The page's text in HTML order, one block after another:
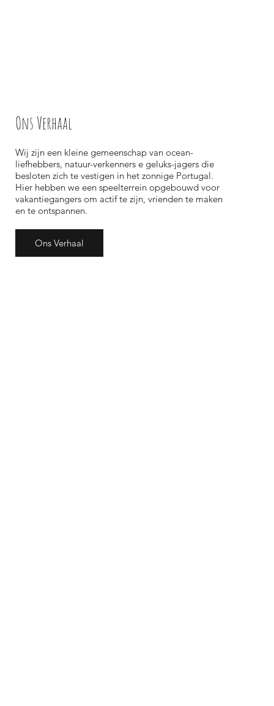
Ons Verhaal
​Wij zijn een kleine gemeenschap van ocean-
liefhebbers, natuur-verkenners e geluks-jagers die
besloten zich te vestigen in het zonnige Portugal.
Hier hebben we een speelterrein opgebouwd voor
vakantiegangers om actif te zijn, vrienden te maken
en te ontspannen.
Ons Verhaal